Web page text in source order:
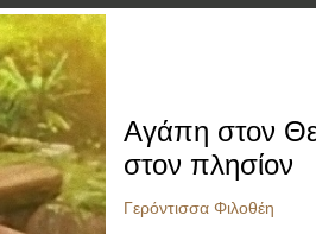
Αγάπη στον
στον πλησίον
Γερόντισσα Φιλοθέη